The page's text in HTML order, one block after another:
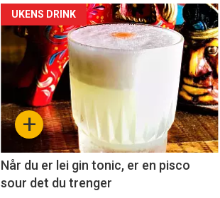
+
UKENS DRINK
Når du er lei gin tonic, er en pisco
sour det du trenger